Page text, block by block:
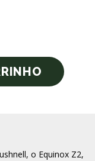
o Equinox Z2,